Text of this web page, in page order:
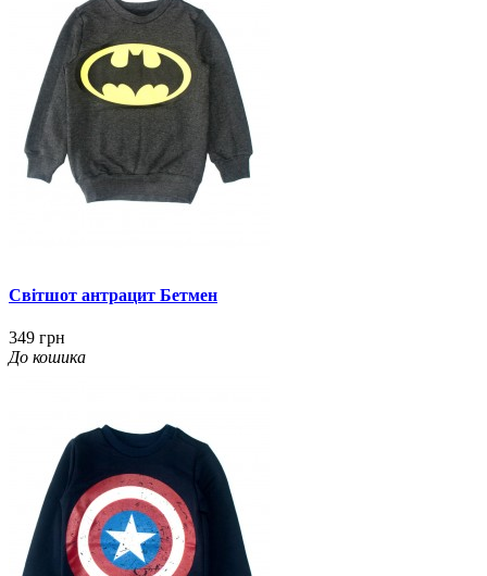
Світшот антрацит Бетмен
349 грн
До кошика